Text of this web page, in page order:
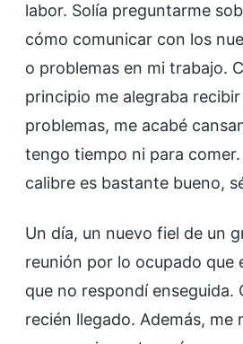
labor. Solía preguntarme
cómo comunicar con los
o problemas en mi trabajo.
principio me alegraba
problemas, me acabé
tengo tiempo ni para
calibre es bastante bueno,
Un día, un nuevo fiel de un
reunión por lo ocupado que
que no respondí enseguida.
recién llegado. Además,